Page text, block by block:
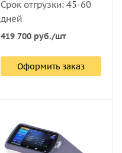
Срок отгрузки: 45-60
дней
419 700руб./шт
Оформить заказ